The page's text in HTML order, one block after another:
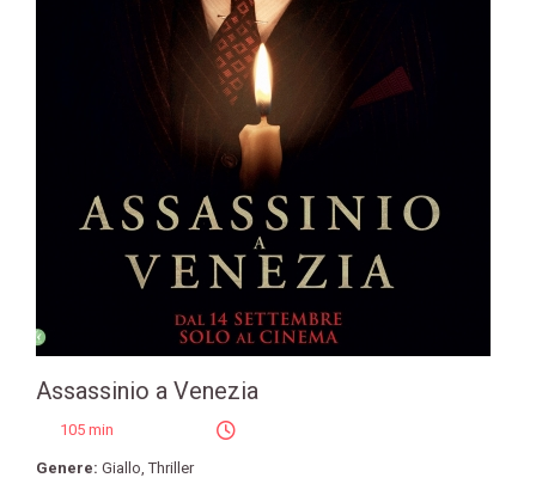
Assassinio a Venezia
105 min
Genere: Giallo ,Thriller